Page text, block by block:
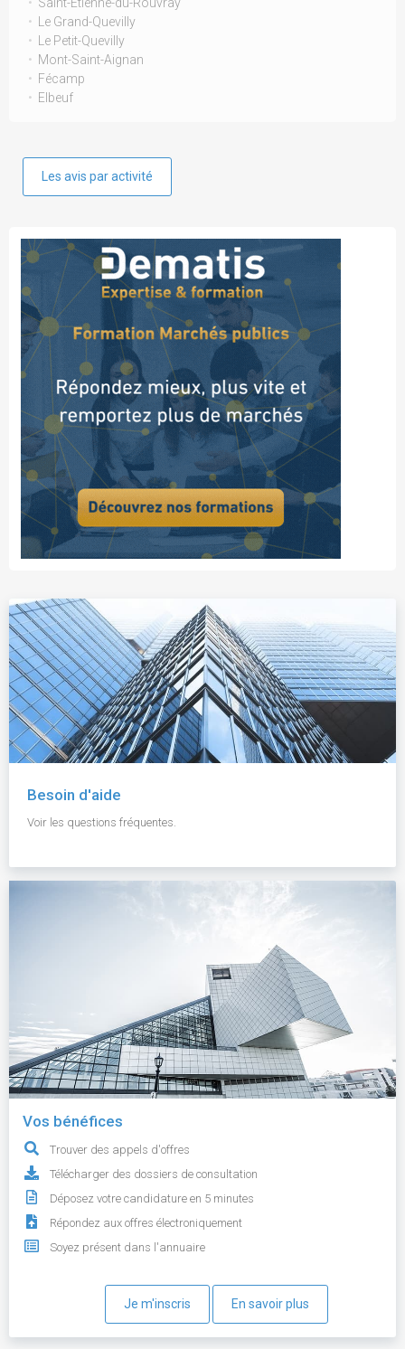
Le Grand-Quevilly
Le Petit-Quevilly
Mont-Saint-Aignan
Fécamp
Elbeuf
Les avis par activité
Besoin d'aide
Voir les questions fréquentes.
Vos bénéfices
Trouver des appels d'offres
Télécharger des dossiers de consultation
Déposez votre candidature en 5 minutes
Répondez aux offres électroniquement
Soyez présent dans l'annuaire
Je m'inscris En savoir plus